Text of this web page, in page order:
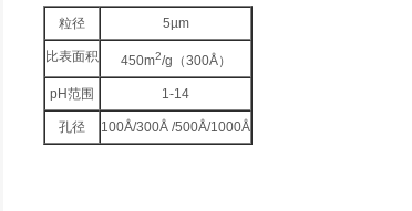
粒径 5µm
比表面积 450m2/g（300Å）
pH范围 1-14
孔径 100Å/300Å /500Å/1000Å